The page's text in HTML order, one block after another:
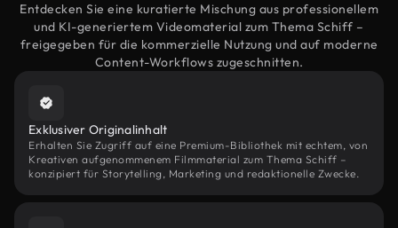
Entdecken Sie eine kuratierte Mischung aus professionellem
und KI-generiertem Videomaterial zum Thema Schiff –
freigegeben für die kommerzielle Nutzung und auf moderne
Content-Workflows zugeschnitten.
Exklusiver Originalinhalt
Erhalten Sie Zugriff auf eine Premium-Bibliothek mit echtem, von
Kreativen aufgenommenem Filmmaterial zum Thema Schiff –
konzipiert für Storytelling, Marketing und redaktionelle Zwecke.